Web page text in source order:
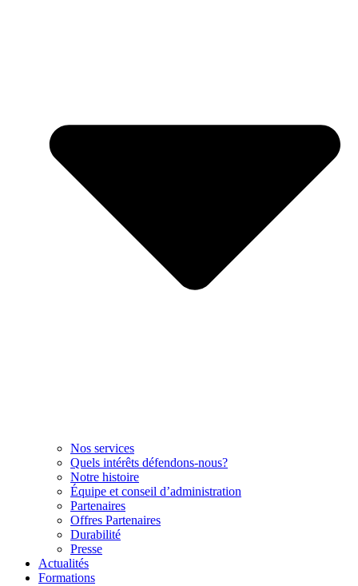
Nos services
Quels intérêts défendons-nous?
Notre histoire
Équipe et conseil d’administration
Partenaires
Offres Partenaires
Durabilité
Presse
Actualités
Formations